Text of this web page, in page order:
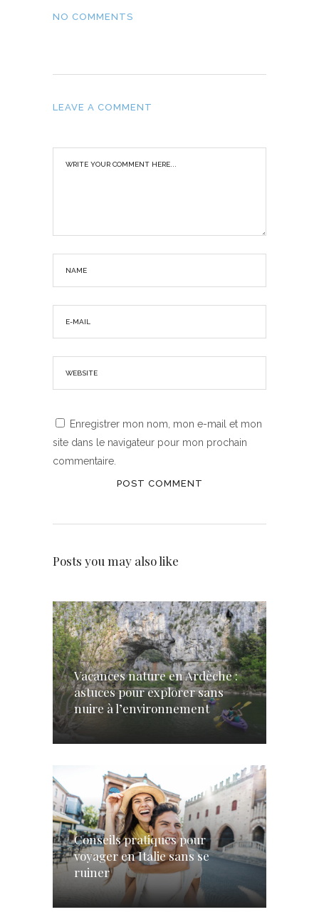
NO COMMENTS
LEAVE A COMMENT
Enregistrer mon nom, mon e-mail et mon
site dans le navigateur pour mon prochain
commentaire.
Posts you may also like
Vacances nature en Ardèche :
astuces pour explorer sans
nuire à l’environnement
Conseils pratiques pour
voyager en Italie sans se
ruiner